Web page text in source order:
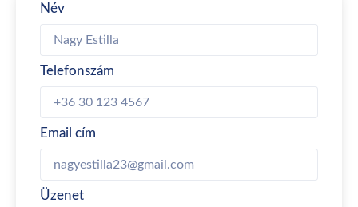
Név
Telefonszám
Email cím
Üzenet